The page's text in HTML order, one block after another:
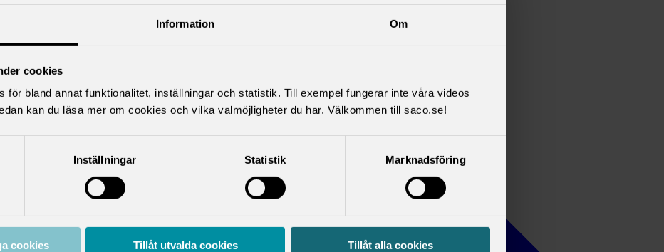
Information Om
cookies
för bland annat funktionalitet, inställningar och statistik. Till exempel fungerar inte våra videos
kan du läsa mer om cookies och vilka valmöjligheter du har. Välkommen till saco.se!
Inställningar Statistik Marknadsföring
cookies Tillåt utvalda cookies Tillåt alla cookies